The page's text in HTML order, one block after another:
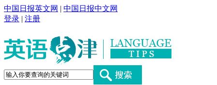
中国日报英文网 | 中国日报中文网
登录 | 注册